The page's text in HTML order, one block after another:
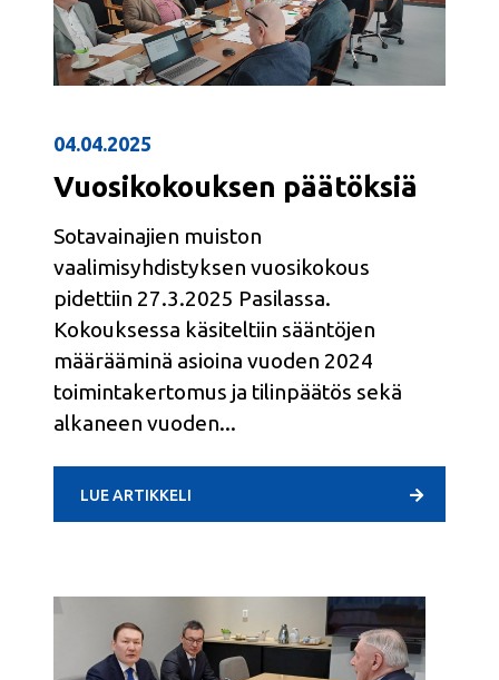
Vuosikokouksen päätöksiä
04.04.2025
Sotavainajien muiston
vaalimisyhdistyksen vuosikokous
pidettiin 27.3.2025 Pasilassa.
Kokouksessa käsiteltiin sääntöjen
määrääminä asioina vuoden 2024
toimintakertomus ja tilinpäätös sekä
alkaneen vuoden
LUE ARTIKKELI